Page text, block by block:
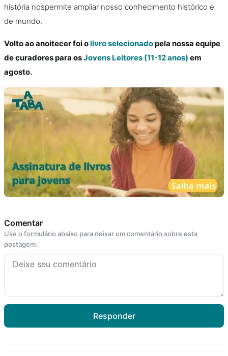
história nospermite ampliar nosso conhecimento histórico e
de mundo.
Volto ao anoitecer foi olivro selecionadopela nossa equipe
de curadores para osJovens Leitores (11-12 anos) em
agosto.
Comentar
Use o formulário abaixo para deixar um comentário sobre esta
postagem.
Responder